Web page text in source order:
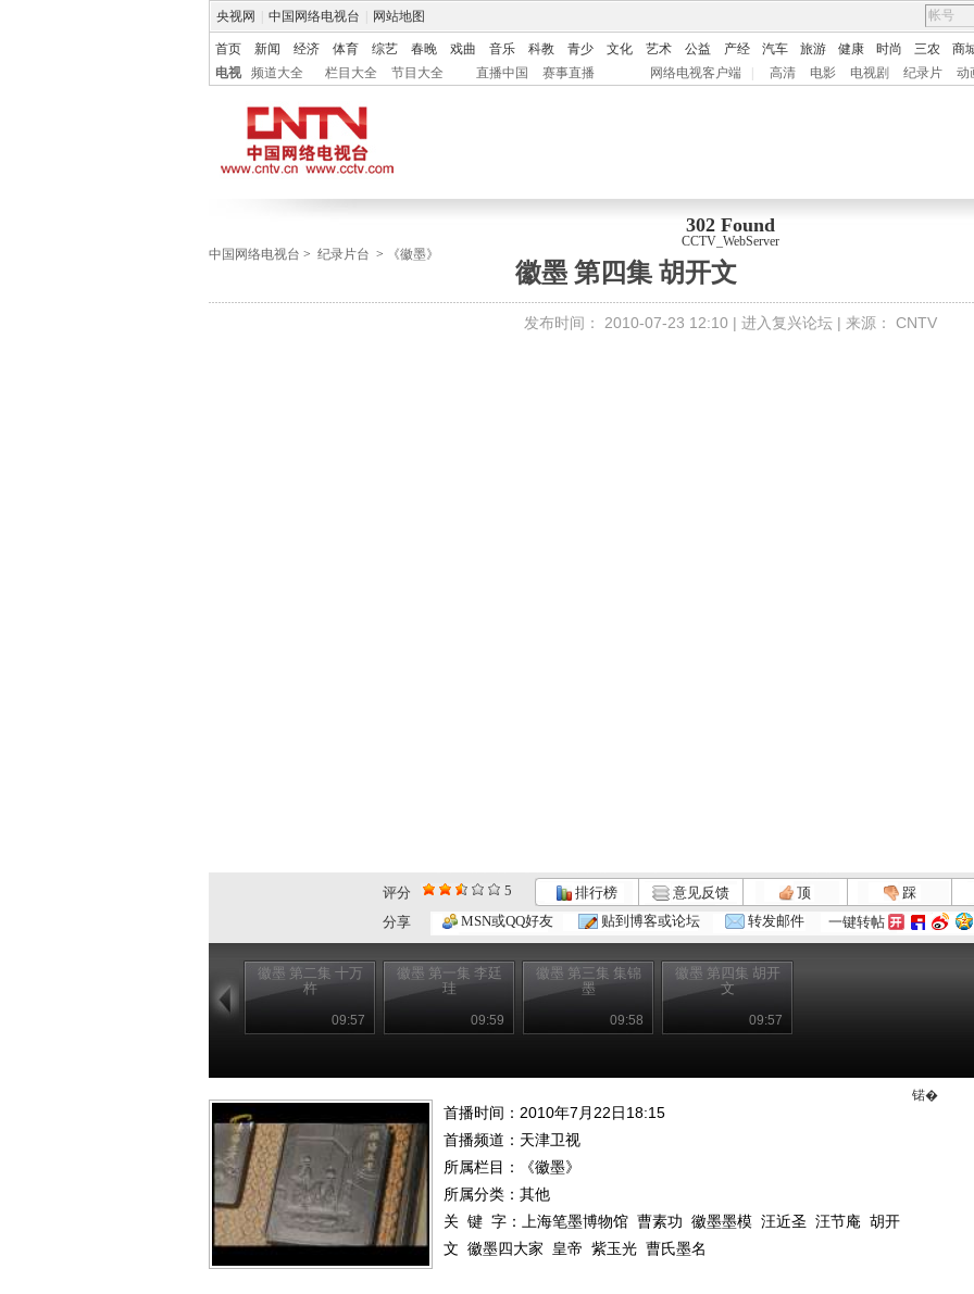
央视网 中国网络电视台 网站地图
首页 新闻 经济 体育 综艺 春晚 戏曲 音乐 科教 青少 文化 艺术 公益 产经 汽车 旅游 健康 时尚 三农
商
电视
频道大全 栏目大全 节目大全 直播中国 赛事直播 网络电视客户端 高清 电影 电视剧 纪录片 动
302 Found
CCTV_WebServer
中国网络电视台 > 纪录片台 > 《徽墨》
徽墨 第四集 胡开文
发布时间： 2010-07-23 12:10 | 进入复兴论坛 | 来源： CNTV
评分 5 排行榜 意见反馈 顶
踩
分享
MSN或QQ好友 贴到博客或论坛 转发邮件 一键转帖
徽墨 第二集 十万
杵
09:57
徽墨 第一集 李廷
珪
09:59
徽墨 第三集 集锦
墨
09:58
徽墨 第四集 胡开
文
09:57
首播时间：2010年7月22日18:15
首播频道： 天津卫视
所属栏目：
《徽墨》
所属分类：其他
关 键 字：
上海笔墨博物馆 曹素功 徽墨墨模 汪近圣 汪节庵 胡开
文 徽墨四大家 皇帝 紫玉光 曹氏墨名
锘�